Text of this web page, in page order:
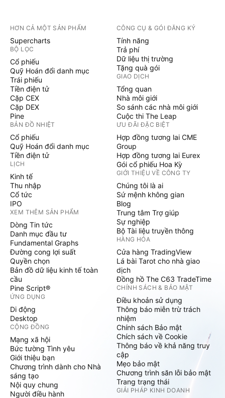
HƠN CẢ MỘT SẢN PHẨM
Supercharts
BỘ LỌC
Cổ phiếu
Quỹ Hoán đổi danh mục
Trái phiếu
Tiền điện tử
Cặp CEX
Cặp DEX
Pine
BẢN ĐỒ NHIỆT
Cổ phiếu
Quỹ Hoán đổi danh mục
Tiền điện tử
LỊCH
Kinh tế
Thu nhập
Cổ tức
IPO
XEM THÊM SẢN PHẨM
Dòng Tin tức
Danh mục đầu tư
Fundamental Graphs
Đường cong lợi suất
Quyền chọn
Bản đồ dữ liệu kinh tế toàn
cầu
Pine Script®
ỨNG DỤNG
Di động
Desktop
CỘNG ĐỒNG
Mạng xã hội
Bức tường Tình yêu
Giới thiệu bạn
Chương trình dành cho Nhà
sáng tạo
Nội quy chung
Người điều hành
CÔNG CỤ & GÓI ĐĂNG KÝ
Tính năng
Trả phí
Dữ liệu thị trường
Tặng quà gói
GIAO DỊCH
Tổng quan
Nhà môi giới
So sánh các nhà môi giới
Cuộc thi The Leap
ƯU ĐÃI ĐẶC BIỆT
Hợp đồng tương lai CME
Group
Hợp đồng tương lai Eurex
Gói cổ phiếu Hoa Kỳ
GIỚI THIỆU VỀ CÔNG TY
Chúng tôi là ai
Sứ mệnh không gian
Blog
Trung tâm Trợ giúp
Sự nghiệp
Bộ Tài liệu truyền thông
HÀNG HÓA
Cửa hàng TradingView
Lá bài Tarot cho nhà giao
dịch
Đồng hồ The C63 TradeTime
CHÍNH SÁCH & BẢO MẬT
Điều khoản sử dụng
Thông báo miễn trừ trách
nhiệm
Chính sách Bảo mật
Chích sách về Cookie
Thông báo về khả năng truy
cập
Mẹo bảo mật
Chương trình săn lỗi bảo mật
Trang trạng thái
GIẢI PHÁP KINH DOANH